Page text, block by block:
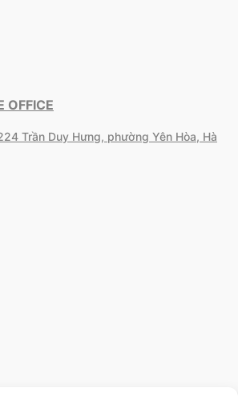
OFFICE
Trần Duy Hưng, phường Yên Hòa, Hà